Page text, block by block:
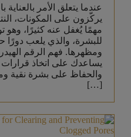
عندما يتعلق الأمر
يركّزون على المكونات،
للبشرة، والذي يلعب دورًا
ومظهرها. فهم الرقم
يساعدك على اتخاذ
والحفاظ على بشرة نقية
[…]